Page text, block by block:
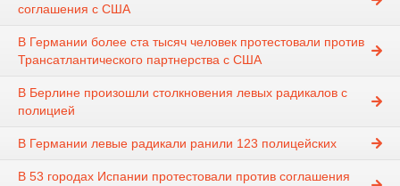
соглашения с США
В Германии более ста тысяч человек протестовали против
Трансатлантического партнерства с США
В Берлине произошли столкновения левых радикалов с
полицией
В Германии левые радикали ранили 123 полицейских
В 53 городах Испании протестовали против соглашения